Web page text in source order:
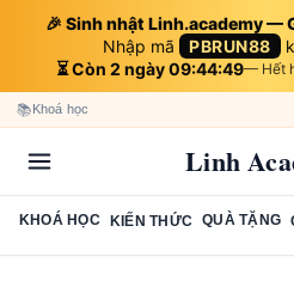
🎉 Sinh nhật Linh.academy —
Nhập mã PBRUN88
⏳ Còn 2 ngày 09:44:48— Hết
📚Khoá học
Linh
KHOÁ HỌC KIẾN THỨC QUÀ TẶNG